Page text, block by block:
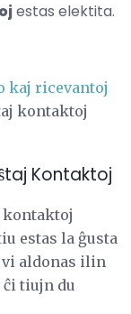
estas elektita.
kaj ricevantoj
kontaktoj
Kontaktoj
kontaktoj
estas la ĝusta
aldonas ilin
ĉi tiujn du